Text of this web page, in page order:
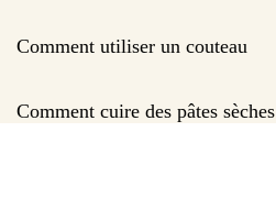
Comment utiliser un couteau
Comment cuire des pâtes sèches